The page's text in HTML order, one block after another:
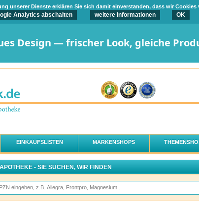
unserer Dienste erklären Sie sich damit einverstanden, dass wir
Analytics abschalten weitere Informationen OK
Design — frischer Look, gleiche
EINKAUFSLISTEN MARKENSHOPS
- SIE SUCHEN, WIR FINDEN